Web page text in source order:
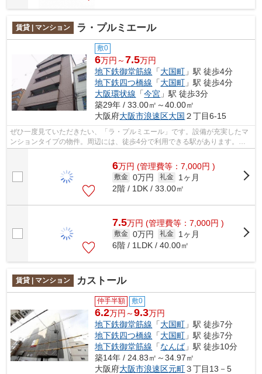
賃貸 | マンション ラ・プルミエール
敷0
6万円～7.5万円
地下鉄御堂筋線 「大国町 」駅 徒歩4分
地下鉄四つ橋線 「大国町 」駅 徒歩4分
大阪環状線 「今宮 」駅 徒歩3分
築29年 / 33.00㎡～40.00㎡
大阪府大阪市浪速区大国 ２丁目6-15
ぜひ一度見ていただきたい、「ラ・プルミエール」です。設備が充実したマ
ンションタイプの物件。周辺には、徒歩4分で利用できる駅があります。こ
6万円 (管理費等：7,000円 )
敷金 0万円 礼金
1ヶ月
2階 / 1DK / 33.00㎡
7.5万円 (管理費等：7,000円 )
敷金 0万円 礼金
1ヶ月
6階 / 1LDK / 40.00㎡
賃貸 | マンション カストール
仲手半額 敷0
6.2万円～9.3万円
地下鉄御堂筋線 「大国町 」駅 徒歩7分
地下鉄四つ橋線 「大国町 」駅 徒歩7分
地下鉄御堂筋線 「なんば」駅 徒歩10分
築14年 / 24.83㎡～34.97㎡
大阪府大阪市浪速区元町３丁目13－5